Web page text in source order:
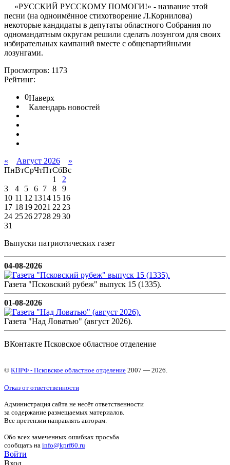
«РУССКИЙ РУССКОМУ ПОМОГИ!» - название этой
песни (на одноимённое стихотворение Л.Корнилова)
некоторые кандидаты в депутаты областного Собрания по
одномандатным округам решили сделать лозунгом для своих
избирательных кампаний вместе с общепартийными
лозунгами.
Просмотров: 1173
Рейтинг:
0Наверх
Календарь новостей
« Август 2026
»
ПнВтСрЧтПтСбВс
1
2
3
4 5 6 7 8
9
10 11 12 1314 15 16
17 18192021 2223
24 252627282930
31
Выпуски патриотических газет
04-08-2026
Газета "Псковский рубеж" выпуск 15 (1335).
01-08-2026
Газета "Над Ловатью" (август 2026).
ВКонтакте Псковское областное отделение
© КПРФ - Псковское областное отделение 2007 — 2026.
Отказ от ответственности
Администрация сайта не несёт ответственности
за содержание размещаемых материалов.
Все претензии направлять авторам.
Обо всех замеченных ошибках просьба
сообщать на info@kprf60.ru
Войти